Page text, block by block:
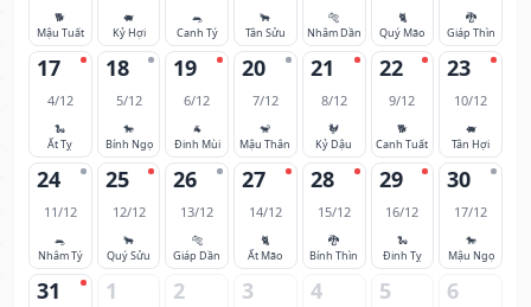
🐕
Mậu Tuất
🐖
Kỷ Hợi
🐀
Canh Tý
🐂
Tân Sửu
🐅
Nhâm Dần
🐈
Quý Mão
🐉
Giáp Thìn
17
4/12
🐍
Ất Tỵ
18
5/12
🐎
Bính Ngọ
19
6/12
🐐
Đinh Mùi
20
7/12
🐒
Mậu Thân
21
8/12
🐓
Kỷ Dậu
22
9/12
🐕
Canh Tuất
23
10/12
🐖
Tân Hợi
24
11/12
🐀
Nhâm Tý
25
12/12
🐂
Quý Sửu
26
13/12
🐅
Giáp Dần
27
14/12
🐈
Ất Mão
28
15/12
🐉
Bính Thìn
29
16/12
🐍
Đinh Tỵ
30
17/12
🐎
Mậu Ngọ
31 1 2 3 4 5 6